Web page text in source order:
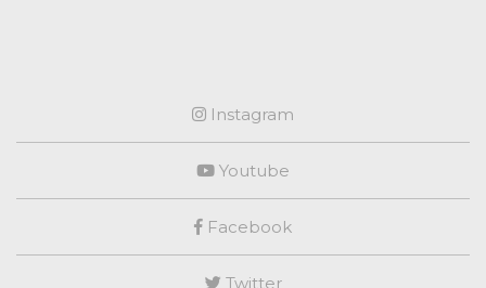
Instagram
Youtube
Facebook
Twitter